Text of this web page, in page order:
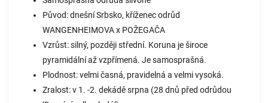
Původ: dnešní Srbsko, kříženec odrůd
WANGENHEIMOVA x POŽEGAČA
Vzrůst: silný, později střední. Koruna je široce
pyramidální až vzpřímená. Je samosprašná.
Plodnost: velmi časná, pravidelná a velmi vysoká.
Zralost: v 1. -2. dekádě srpna (28 dnů před odrůdou